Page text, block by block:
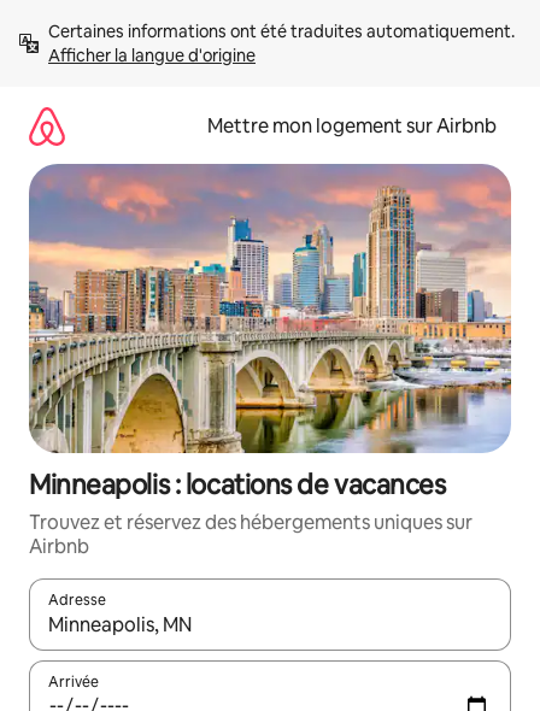
directement
Afficher la langue d'origine
Mettre mon logement sur Airbnb
Minneapolis : locations de vacances
Trouvez et réservez des hébergements uniques sur
Airbnb
Adresse
Lorsque les résultats s'affichent, utilisez les flèches vers le
Arrivée